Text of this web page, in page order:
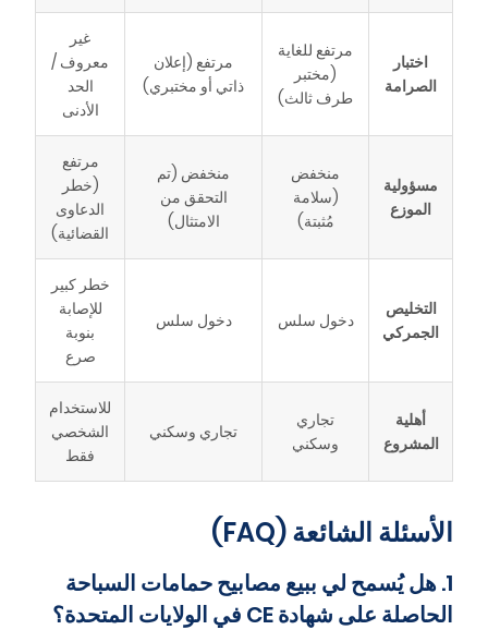
اختبار
الصرامة
مرتفع للغاية
(مختبر
طرف ثالث)
مرتفع (إعلان
ذاتي أو مختبري)
غير
معروف /
الحد
الأدنى
مسؤولية
الموزع
منخفض
(سلامة
مُثبتة)
منخفض (تم
التحقق من
الامتثال)
مرتفع
(خطر
الدعاوى
القضائية)
التخليص
الجمركي
دخول سلس دخول سلس
خطر كبير
للإصابة
بنوبة
صرع
أهلية
المشروع
تجاري
وسكني
تجاري وسكني
للاستخدام
الشخصي
فقط
الأسئلة الشائعة (FAQ)
1. هل يُسمح لي ببيع مصابيح حمامات السباحة
الحاصلة على شهادة CE في الولايات المتحدة؟